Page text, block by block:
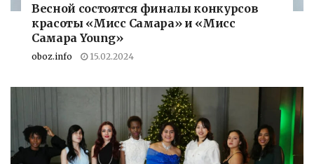
Весной состоятся финалы конкурсов
красоты «Мисс Самара» и «Мисс
Самара Young»
oboz.info 15.02.2024